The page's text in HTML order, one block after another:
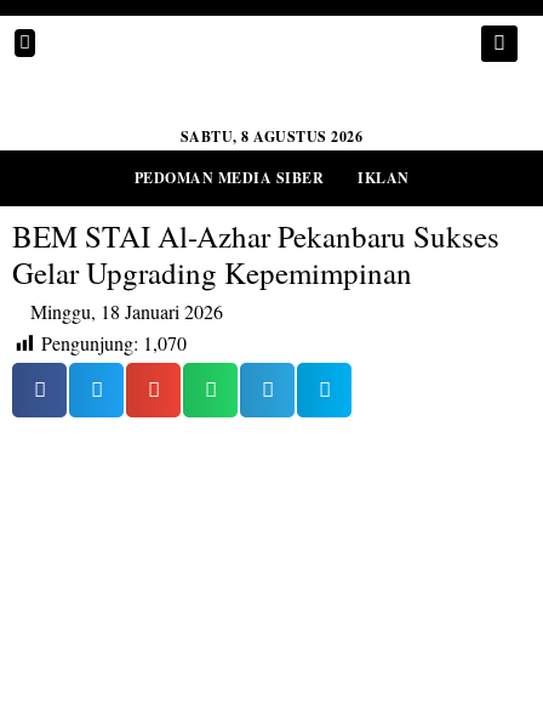
SABTU, 8 AGUSTUS 2026
PEDOMAN MEDIA SIBER
IKLAN
BEM STAI Al-Azhar Pekanbaru Sukses
Gelar Upgrading Kepemimpinan
Minggu, 18 Januari 2026
Pengunjung: 1,070